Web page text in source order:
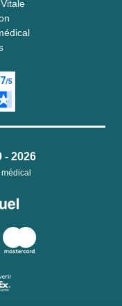
- 2026